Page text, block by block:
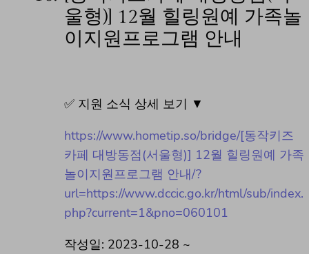
울형)] 12월 힐링원예 가족놀
이지원프로그램 안내
✅ 지원 소식 상세 보기 ▼
https://www.hometip.so/bridge/[동작키즈
카페 대방동점(서울형)] 12월 힐링원예 가족
놀이지원프로그램 안내/?
url=https://www.dccic.go.kr/html/sub/index.
php?current=1&pno=060101
작성일: 2023-10-28 ~